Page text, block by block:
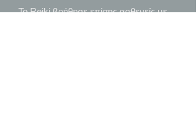
Το Reiki βοήθησε επίσης ασθενείς με